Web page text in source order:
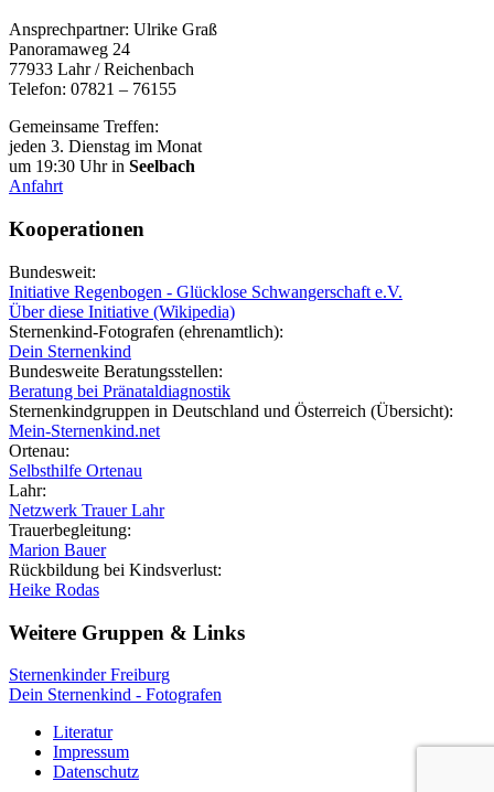
Ansprechpartner: Ulrike Graß
Panoramaweg 24
77933 Lahr / Reichenbach
Telefon: 07821 – 76155
Gemeinsame Treffen:
jeden 3. Dienstag im Monat
um 19:30 Uhr in Seelbach
Anfahrt
Kooperationen
Bundesweit:
Initiative Regenbogen - Glücklose Schwangerschaft e.V.
Über diese Initiative (Wikipedia)
Sternenkind-Fotografen (ehrenamtlich):
Dein Sternenkind
Bundesweite Beratungsstellen:
Beratung bei Pränataldiagnostik
Sternenkindgruppen in Deutschland und Österreich (Übersicht):
Mein-Sternenkind.net
Ortenau:
Selbsthilfe Ortenau
Lahr:
Netzwerk Trauer Lahr
Trauerbegleitung:
Marion Bauer
Rückbildung bei Kindsverlust:
Heike Rodas
Weitere Gruppen & Links
Sternenkinder Freiburg
Dein Sternenkind - Fotografen
Literatur
Impressum
Datenschutz